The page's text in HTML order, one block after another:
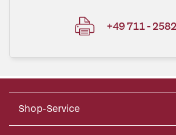
+49 711 -
Shop-Service